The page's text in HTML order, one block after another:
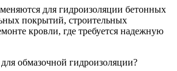
для гидроизоляции бетонных
покрытий, строительных
кровли, где требуется надежную
обмазочной гидроизоляции?